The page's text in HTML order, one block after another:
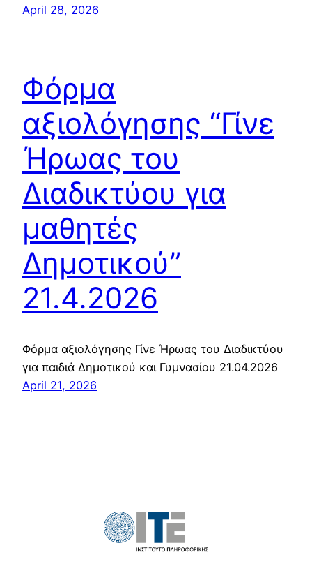
April 28, 2026
Φόρμα
αξιολόγησης “Γίνε
Ήρωας του
Διαδικτύου για
μαθητές
Δημοτικού”
21.4.2026
Φόρμα αξιολόγησης Γίνε Ήρωας του Διαδικτύου
για παιδιά Δημοτικού και Γυμνασίου 21.04.2026
April 21, 2026